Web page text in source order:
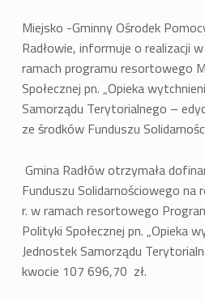
Miejsko -Gminny Ośrodek
Radłowie, informuje o realizacji
ramach programu resortowego
Społecznej pn. „Opieka
Samorządu Terytorialnego –
ze środków Funduszu
Gmina Radłów otrzymała
Funduszu Solidarnościowego na
r. w ramach resortowego
Polityki Społecznej pn. „Opieka
Jednostek Samorządu
kwocie 107 696,70 zł.